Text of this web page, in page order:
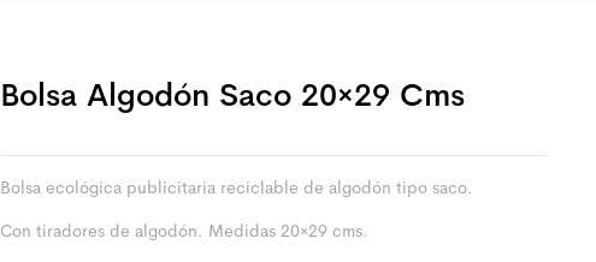
Bolsa Algodón Saco 20×29 Cms
Bolsa ecológica publicitaria reciclable de algodón tipo saco.
Con tiradores de algodón. Medidas 20×29 cms.